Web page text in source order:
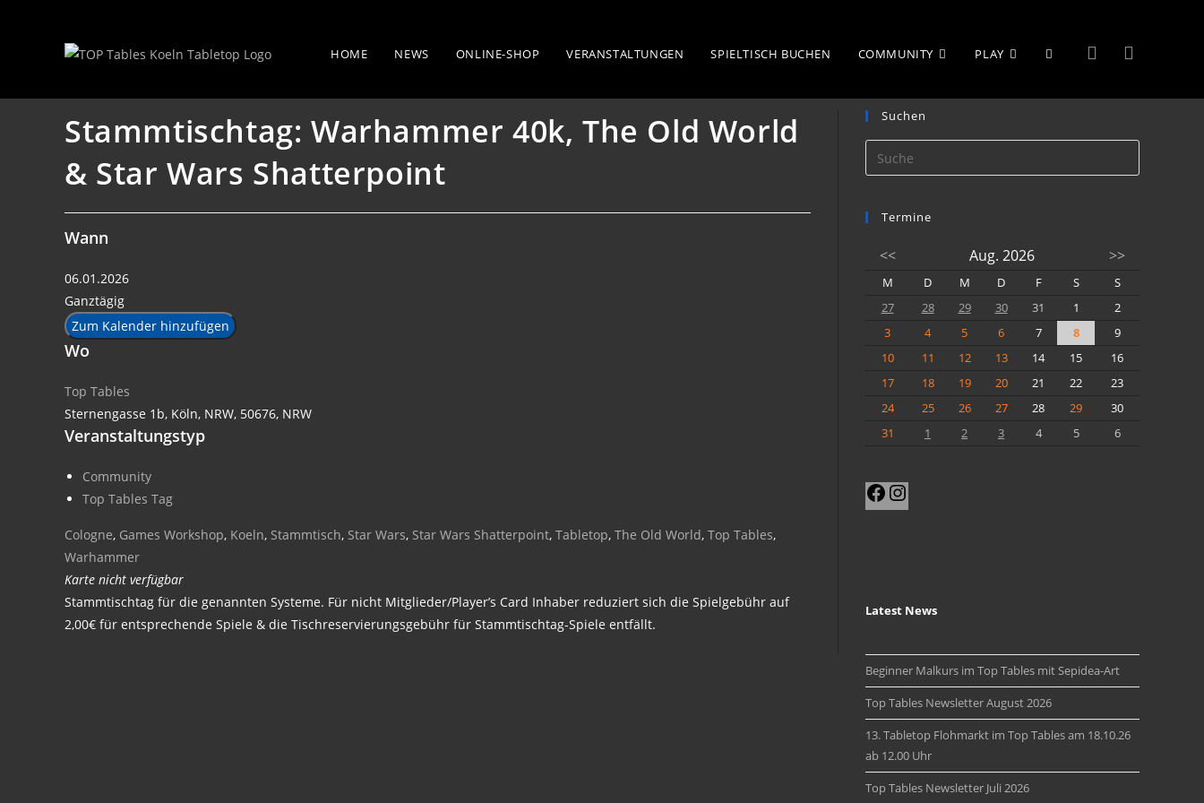
HOME NEWS ONLINE-SHOP VERANSTALTUNGEN SPIELTISCH BUCHEN COMMUNITY PLAY WEBSITE-
Stammtischtag: Warhammer 40k, The Old World
& Star Wars Shatterpoint
Wann
06.01.2026
Ganztägig
Zum Kalender hinzufügen
Wo
Top Tables
Sternengasse 1b, Köln, NRW, 50676, NRW
Veranstaltungstyp
Community
Top Tables Tag
Cologne, Games Workshop, Koeln, Stammtisch, Star Wars, Star Wars Shatterpoint, Tabletop, The Old World, Top Tables,
Warhammer
Karte nicht verfügbar
Stammtischtag für die genannten Systeme. Für nicht Mitglieder/Player’s Card Inhaber reduziert sich die Spielgebühr auf
2,00€ für entsprechende Spiele & die Tischreservierungsgebühr für Stammtischtag-Spiele entfällt.
Suchen
Termine
<< Aug. 2026 >>
M D M D F S
S
27
28 29 30 31 1
2
3
4 5 6 7 8
9
10
11 12 13 14 15
16
17
18 19 20 21 22
23
24
25 26 27 28 29
30
31
1 2 3 4 5 6
Facebook
Latest News
Beginner Malkurs im Top Tables mit Sepidea-Art
Top Tables Newsletter August 2026
13. Tabletop Flohmarkt im Top Tables am 18.10.26
ab 12.00 Uhr
Top Tables Newsletter Juli 2026